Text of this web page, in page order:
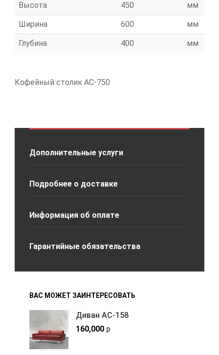
Высота 450 мм
Ширина 600 мм
Глубина 400 мм
Кофейный столик АС-750
Дополнительные услуги
Подробнее о доставке
Информация об оплате
Гарантийные обязательства
ВАС МОЖЕТ ЗАИНТЕРЕСОВАТЬ
Диван АС-158
160,000 р